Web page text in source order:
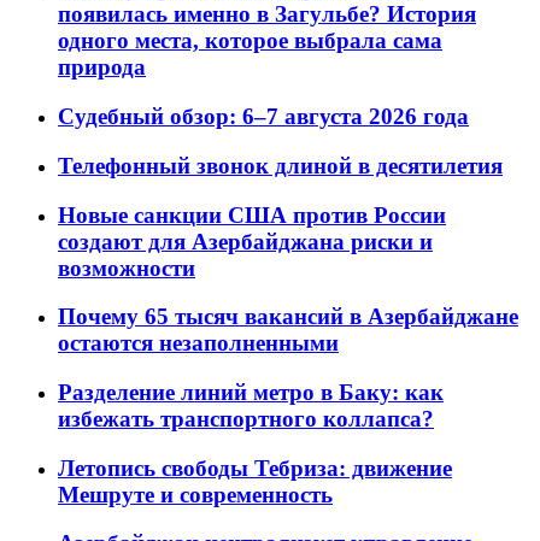
появилась именно в Загульбе? История
одного места, которое выбрала сама
природа
Судебный обзор: 6–7 августа 2026 года
Телефонный звонок длиной в десятилетия
Новые санкции США против России
создают для Азербайджана риски и
возможности
Почему 65 тысяч вакансий в Азербайджане
остаются незаполненными
Разделение линий метро в Баку: как
избежать транспортного коллапса?
Летопись свободы Тебриза: движение
Мешруте и современность